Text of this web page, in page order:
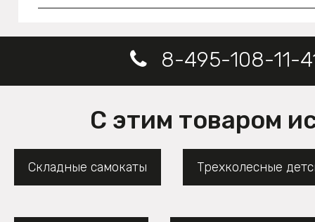
8-495-108-11-
С этим товаром
Складные самокаты Трехколесные